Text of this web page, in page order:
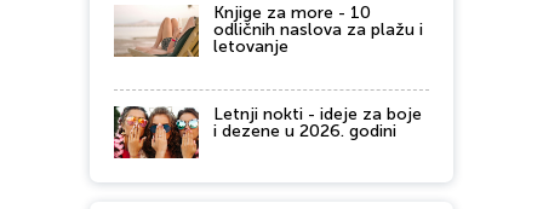
Knjige za more - 10
odličnih naslova za plažu i
letovanje
Letnji nokti - ideje za boje
i dezene u 2026. godini